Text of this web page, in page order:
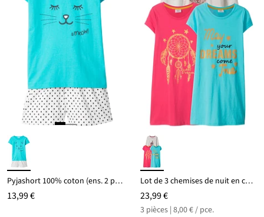
Pyjashort 100% coton (ens. 2 pces)
13,99 €
Lot de 3 chemises de nuit en coton doux
23,99 €
3 pièces | 8,00 € / pce.